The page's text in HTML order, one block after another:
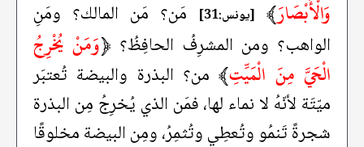
وَالْأَبْصَارَ﴾ [يونس:31]
مَن؟ مَن المالك؟ ومَنِ
الواهب؟ ومن المشرِفُ الحافِظُ؟ ﴿وَمَنْ يُخْرِجُ
الْحَيَّ مِنَ الْمَيِّتِ﴾من؟ البذرة والبيضة تُعتبَر
ميّتَة لأنّهُ لا نماء لها، فمَن الذي يُخرِجُ مِن البذرة
شجرةً تَنمُو وتُعطِي وتُثمِرُ، ومِن البيضة مخلوقًا